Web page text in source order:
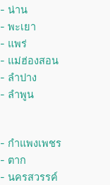
- น่าน
- พะเยา
- แพร่
- แม่ฮ่องสอน
- ลำปาง
- ลำพูน
- กำแพงเพชร
- ตาก
- นครสวรรค์